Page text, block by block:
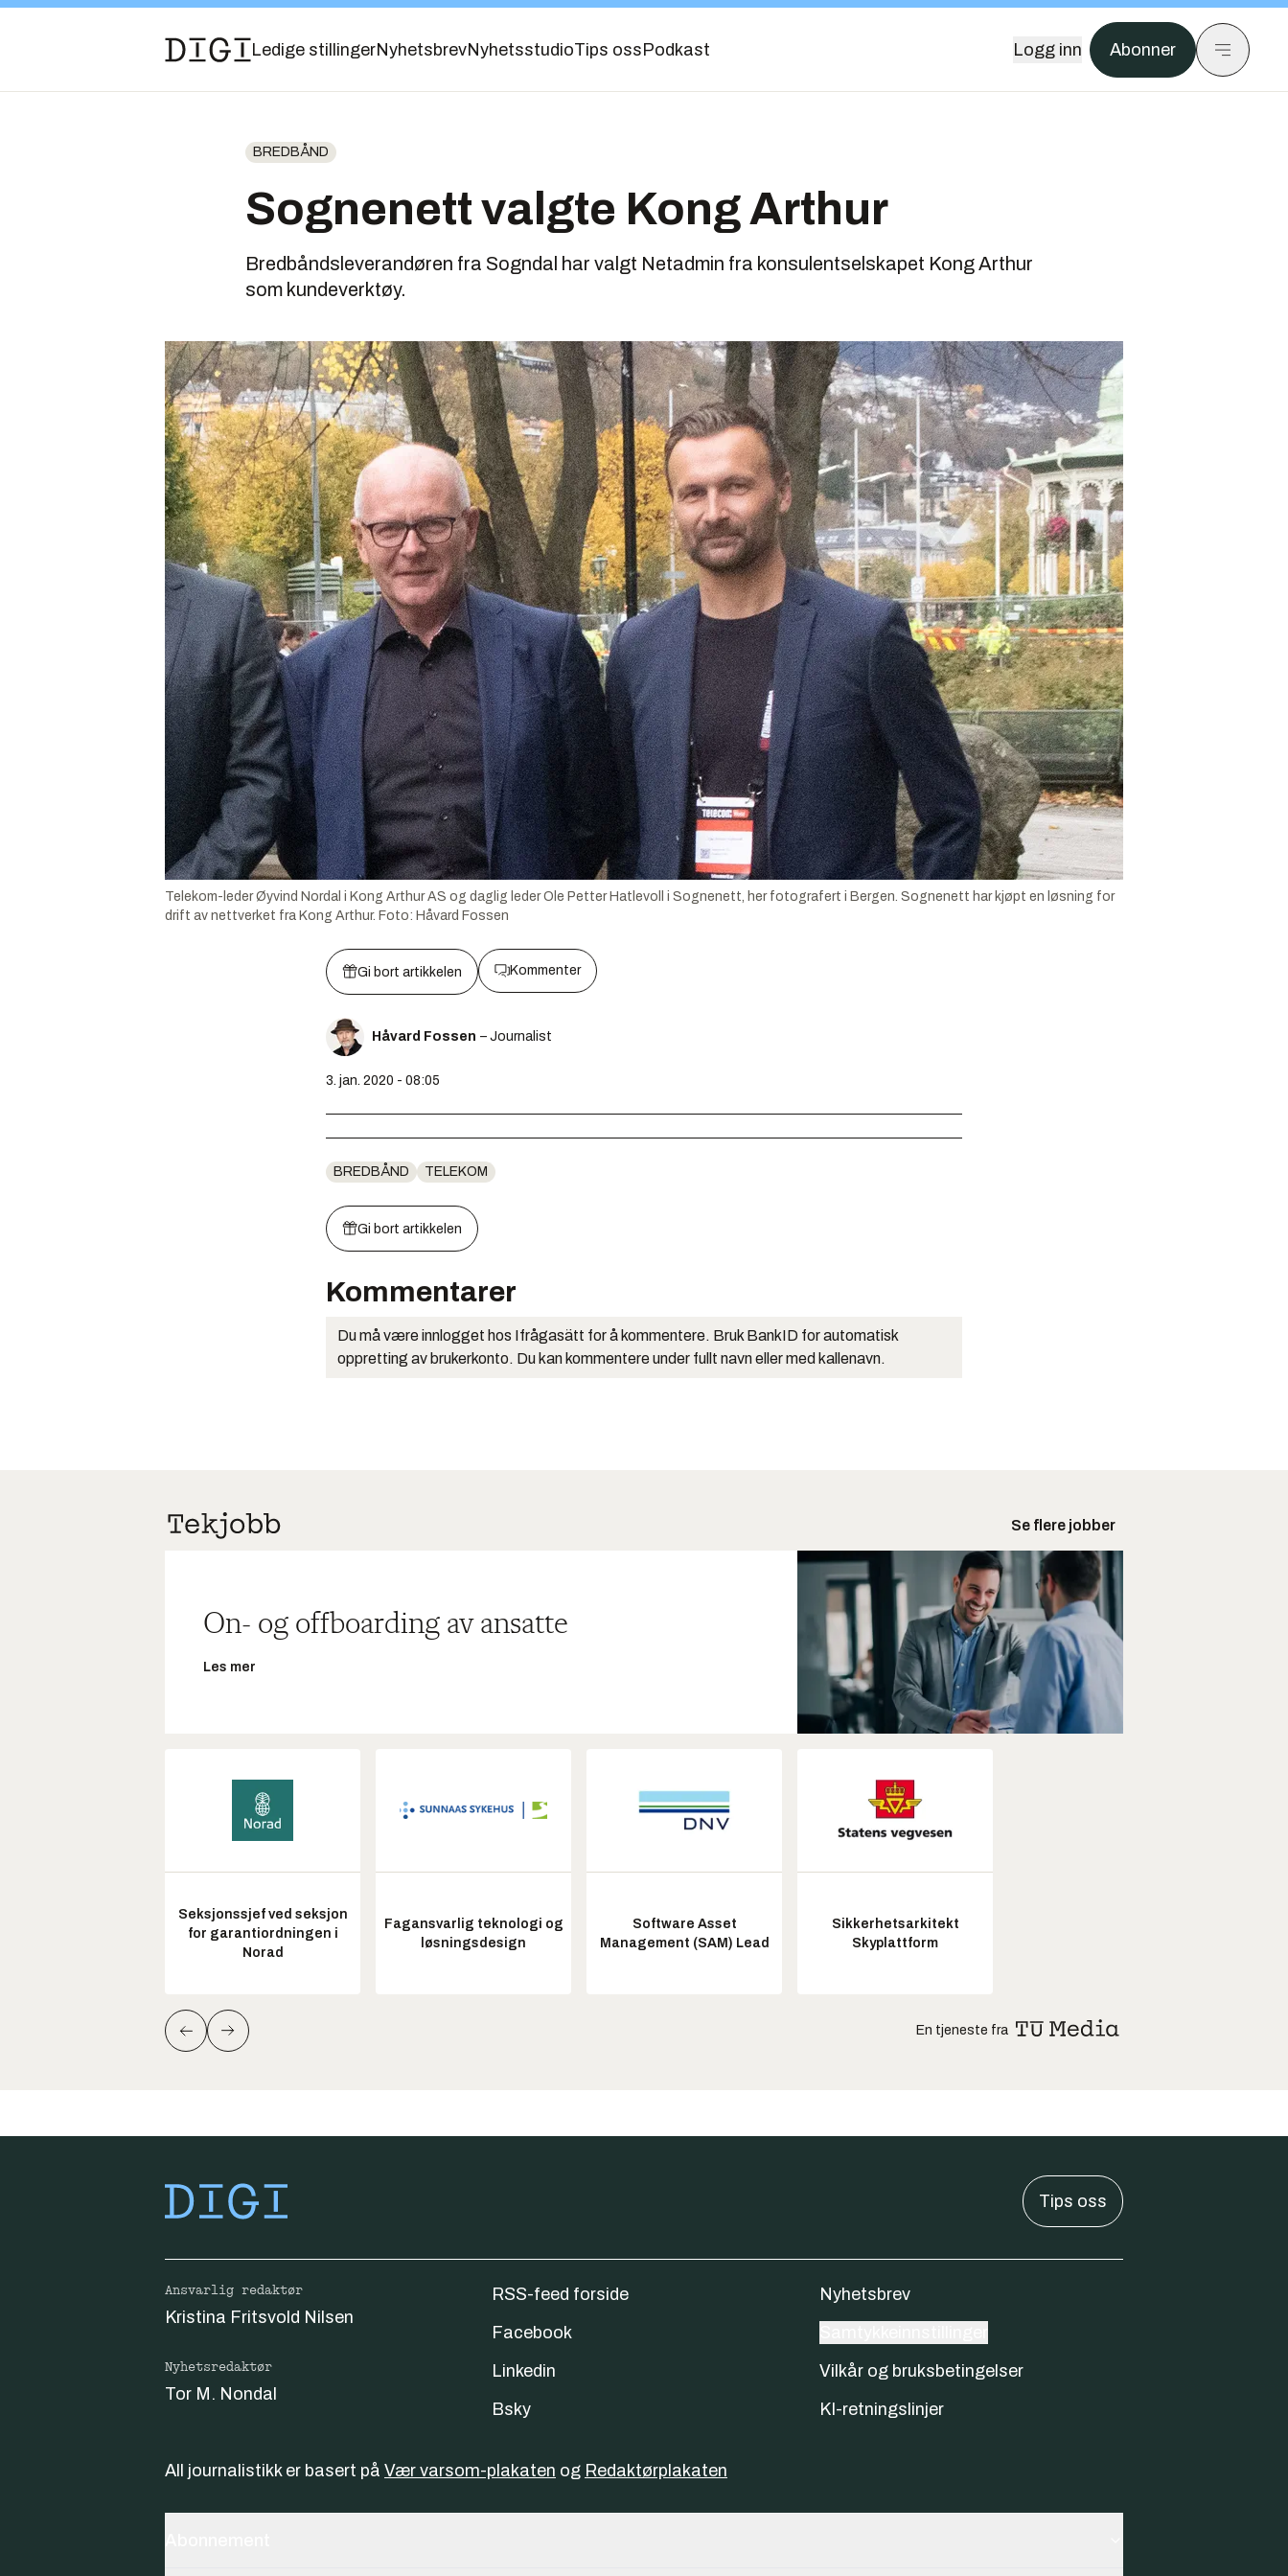
Ledige stillingerNyhetsbrevNyhetsstudioTips oss Podkast Logg inn Abonner
BREDBÅND
Sognenett valgte Kong Arthur
Bredbåndsleverandøren fra Sogndal har valgt Netadmin fra konsulentselskapet Kong Arthur
som kundeverktøy.
Telekom-leder Øyvind Nordal i Kong Arthur AS og daglig leder Ole Petter Hatlevoll i Sognenett, her fotografert i Bergen. Sognenett har kjøpt en løsning for
drift av nettverket fra Kong Arthur. Foto: Håvard Fossen
Gi bort artikkelen Kommenter
Håvard Fossen – Journalist
3. jan. 2020 - 08:05
BREDBÅND TELEKOM
Gi bort artikkelen
Kommentarer
Du må være innlogget hos Ifrågasätt for å kommentere. Bruk BankID for automatisk
oppretting av brukerkonto. Du kan kommentere under fullt navn eller med kallenavn.
Se flere jobber
On- og offboarding av ansatte
Les mer
Seksjonssjef ved seksjon
for garantiordningen i
Norad
Fagansvarlig teknologi og
løsningsdesign
Software Asset
Management (SAM) Lead
Sikkerhetsarkitekt
Skyplattform
En tjeneste fra
Tips oss
Ansvarlig redaktør
Kristina Fritsvold Nilsen
Nyhetsredaktør
Tor M. Nondal
RSS-feed forside
Facebook
Linkedin
Bsky
Nyhetsbrev
Vilkår og bruksbetingelser
KI-retningslinjer
All journalistikk er basert på Vær varsom-plakaten og Redaktørplakaten